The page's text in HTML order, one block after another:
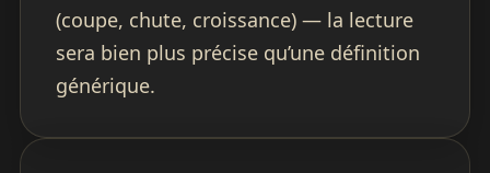
(coupe, chute, croissance) — la lecture
sera bien plus précise qu’une définition
générique.